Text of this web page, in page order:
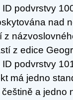
podvrstvy
nad
z
z edice
podvrstvy
má jedno
a jedno